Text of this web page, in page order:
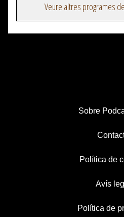
Veure altres programes
Sobre
Política de
Avís
Política de